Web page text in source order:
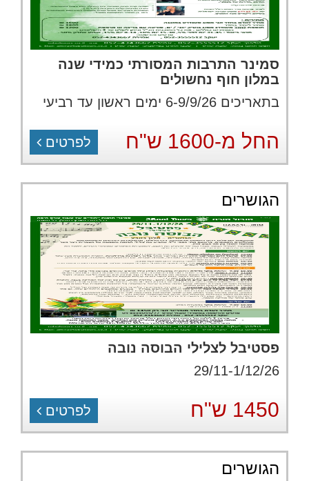
סמינר התרבות המסורתי כמידי שנה
במלון חוף נחשולים
בתאריכים 6-9/9/26 ימים ראשון עד רביעי
החל מ-1600 ש"ח לפרטים
הגושרים
פסטיבל לצלילי הבוסה נובה
29/11-1/12/26
1450 ש"ח לפרטים
הגושרים